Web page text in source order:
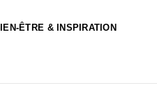
ÊTRE & INSPIRATION